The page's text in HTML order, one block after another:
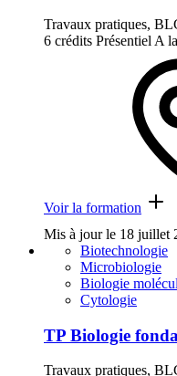
Travaux pratiques,
6 crédits Présentiel A
Voir la formation
Mis à jour le 18 juillet
Biotechnologie
Microbiologie
Biologie
Cytologie
TP Biologie
Travaux pratiques,